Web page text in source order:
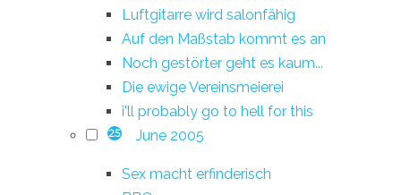
Luftgitarre wird salonfähig
Auf den Maßstab kommt es an
Noch gestörter geht es kaum...
Die ewige Vereinsmeierei
i'll probably go to hell for this
25 June 2005
Sex macht erfinderisch